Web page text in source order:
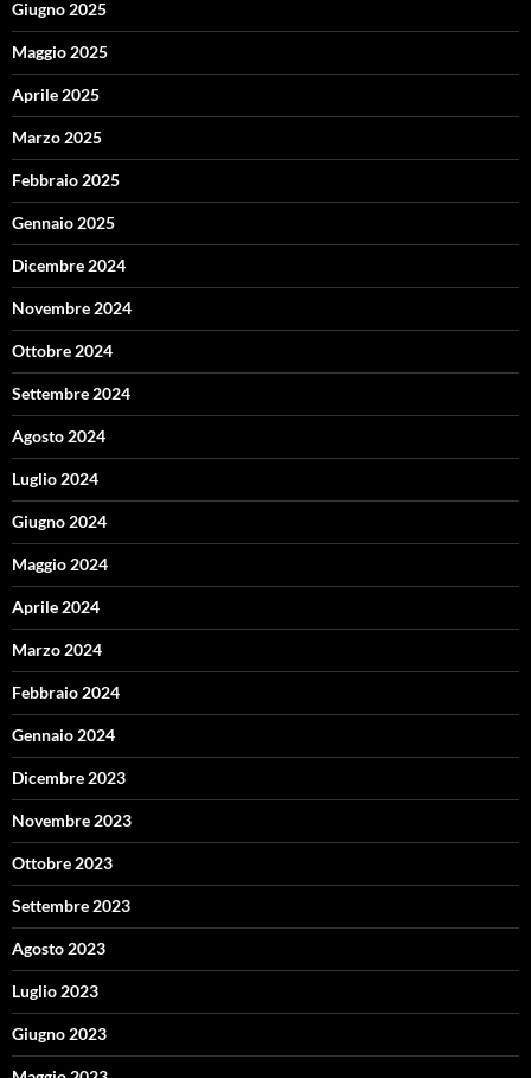
Giugno 2025
Maggio 2025
Aprile 2025
Marzo 2025
Febbraio 2025
Gennaio 2025
Dicembre 2024
Novembre 2024
Ottobre 2024
Settembre 2024
Agosto 2024
Luglio 2024
Giugno 2024
Maggio 2024
Aprile 2024
Marzo 2024
Febbraio 2024
Gennaio 2024
Dicembre 2023
Novembre 2023
Ottobre 2023
Settembre 2023
Agosto 2023
Luglio 2023
Giugno 2023